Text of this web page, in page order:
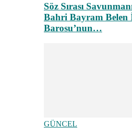
Söz Sırası
Bahri Bayram Belen
Barosu’nun…
GÜNCEL